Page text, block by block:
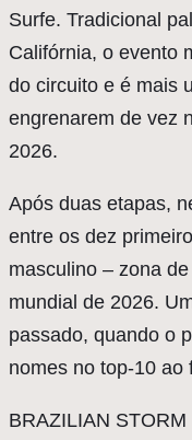
Surfe. Tradicional
Califórnia, o evento
do circuito e é mais
engrenarem de vez
2026.
Após duas etapas,
entre os dez
masculino – zona
mundial de 2026.
passado, quando o
nomes no top-10 ao
BRAZILIAN STORM